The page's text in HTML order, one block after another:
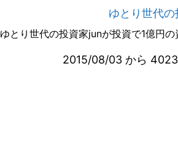
ゆとり世代
ゆとり世代の投資家junが投資で1億円
2015/08/03 から 4023